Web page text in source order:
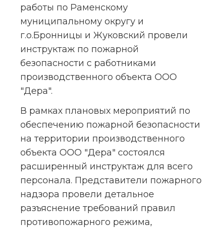
работы по Раменскому
муниципальному округу и
г.о.Бронницы и Жуковский провели
инструктаж по пожарной
безопасности с работниками
производственного объекта ООО
"Дера".
В рамках плановых мероприятий по
обеспечению пожарной безопасности
на территории производственного
объекта ООО "Дера" состоялся
расширенный инструктаж для всего
персонала. Представители пожарного
надзора провели детальное
разъяснение требований правил
противопожарного режима,